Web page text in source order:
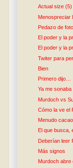
Actual size (5)
Menospreciar
Pedazo de foto
El poder y la
El poder y la
Twiter para
Bien
Primero dijo…
Ya me sonaba
Murdoch vs
Cómo la ve el
Menudo cacao
El que busca,
Deberían leer
Más signos
Murdoch abre